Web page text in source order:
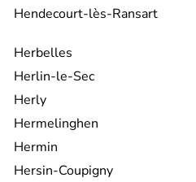
Hendecourt-lès-Ransart
Herbelles
Herlin-le-Sec
Herly
Hermelinghen
Hermin
Hersin-Coupigny